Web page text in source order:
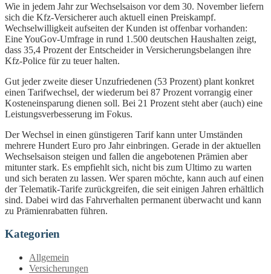
Wie in jedem Jahr zur Wechselsaison vor dem 30. November liefern
sich die Kfz-Versicherer auch aktuell einen Preiskampf.
Wechselwilligkeit aufseiten der Kunden ist offenbar vorhanden:
Eine YouGov-Umfrage in rund 1.500 deutschen Haushalten zeigt,
dass 35,4 Prozent der Entscheider in Versicherungsbelangen ihre
Kfz-Police für zu teuer halten.
Gut jeder zweite dieser Unzufriedenen (53 Prozent) plant konkret
einen Tarifwechsel, der wiederum bei 87 Prozent vorrangig einer
Kosteneinsparung dienen soll. Bei 21 Prozent steht aber (auch) eine
Leistungsverbesserung im Fokus.
Der Wechsel in einen günstigeren Tarif kann unter Umständen
mehrere Hundert Euro pro Jahr einbringen. Gerade in der aktuellen
Wechselsaison steigen und fallen die angebotenen Prämien aber
mitunter stark. Es empfiehlt sich, nicht bis zum Ultimo zu warten
und sich beraten zu lassen. Wer sparen möchte, kann auch auf einen
der Telematik-Tarife zurückgreifen, die seit einigen Jahren erhältlich
sind. Dabei wird das Fahrverhalten permanent überwacht und kann
zu Prämienrabatten führen.
Kategorien
Allgemein
Versicherungen